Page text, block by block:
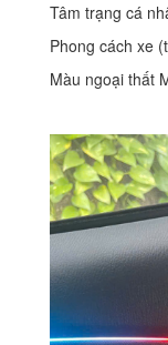
Tâm trạng cá
Phong cách xe
Màu ngoại thất